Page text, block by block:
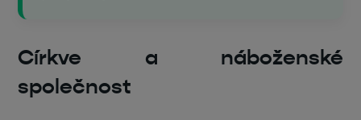
Církve a náboženské
společnost